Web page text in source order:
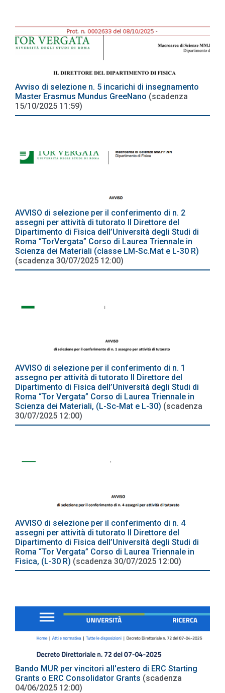
Avviso di selezione n. 5 incarichi di insegnamento
Master Erasmus Mundus GreeNano (scadenza
15/10/2025 11:59)
AVVISO di selezione per il conferimento di n. 2
assegni per attività di tutorato Il Direttore del
Dipartimento di Fisica dell’Università degli Studi di
Roma “TorVergata” Corso di Laurea Triennale in
Scienza dei Materiali (classe LM-Sc.Mat e L-30 R)
(scadenza 30/07/2025 12:00)
AVVISO di selezione per il conferimento di n. 1
assegno per attività di tutorato Il Direttore del
Dipartimento di Fisica dell’Università degli Studi di
Roma “Tor Vergata” Corso di Laurea Triennale in
Scienza dei Materiali, (L-Sc-Mat e L-30) (scadenza
30/07/2025 12:00)
AVVISO di selezione per il conferimento di n. 4
assegni per attività di tutorato Il Direttore del
Dipartimento di Fisica dell’Università degli Studi di
Roma “Tor Vergata” Corso di Laurea Triennale in
Fisica, (L-30 R) (scadenza 30/07/2025 12:00)
Bando MUR per vincitori all'estero di ERC Starting
Grants o ERC Consolidator Grants (scadenza
04/06/2025 12:00)